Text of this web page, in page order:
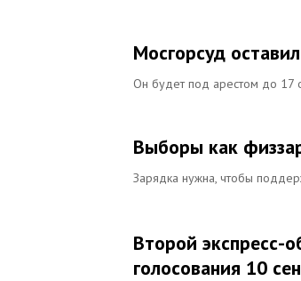
Мосгорсуд
Он будет под арестом до 17
Выборы как
Зарядка нужна, чтобы
Второй экспресс-
голосования 10